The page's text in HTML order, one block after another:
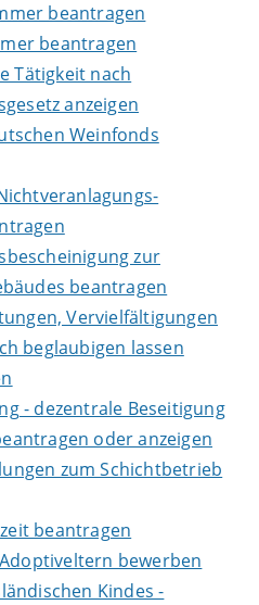
beantragen
beantragen
Tätigkeit nach
anzeigen
Weinfonds
zur
beantragen
Vervielfältigungen
beglaubigen lassen
- dezentrale Beseitigung
oder anzeigen
zum Schichtbetrieb
beantragen
bewerben
Kindes -